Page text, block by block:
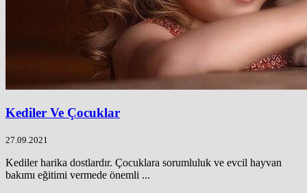
Kediler Ve Çocuklar
27.09.2021
Kediler harika dostlardır. Çocuklara sorumluluk ve evcil hayvan
bakımı eğitimi vermede önemli ...